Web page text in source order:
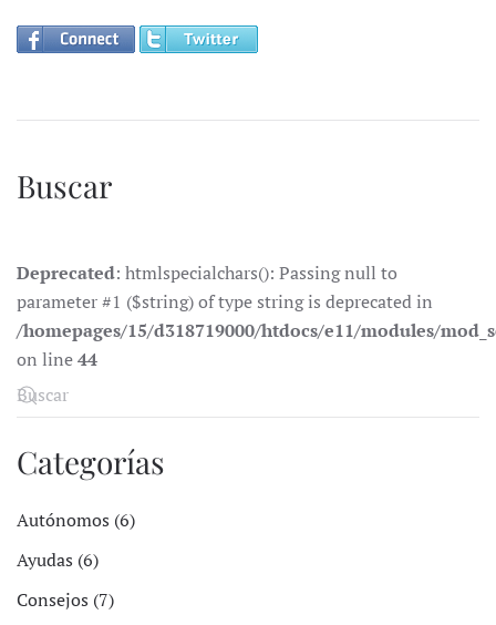
Buscar
Deprecated: htmlspecialchars(): Passing null to
parameter #1 ($string) of type string is deprecated in
/homepages/15/d318719000/htdocs/e11/modules/
on line44
Categorías
Autónomos (6)
Ayudas (6)
Consejos (7)